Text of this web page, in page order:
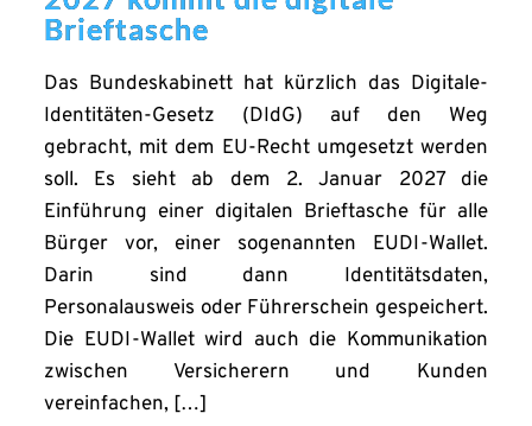
Brieftasche
Das Bundeskabinett hat kürzlich das Digitale-
Identitäten-Gesetz (DIdG) auf den Weg
gebracht, mit dem EU-Recht umgesetzt werden
soll. Es sieht ab dem 2. Januar 2027 die
Einführung einer digitalen Brieftasche für alle
Bürger vor, einer sogenannten EUDI-Wallet.
Darin sind dann Identitätsdaten,
Personalausweis oder Führerschein gespeichert.
Die EUDI-Wallet wird auch die Kommunikation
zwischen Versicherern und Kunden
vereinfachen, […]